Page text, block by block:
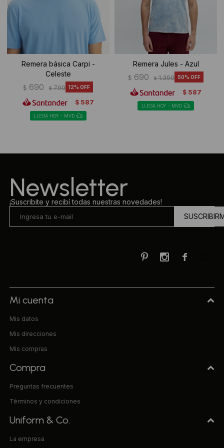
Remera básica Carpi -
Celeste
$ 690 $ 790 12
$ 587
LLEGA HOY - MVD
Remera Jules - Azul
$ 690 $ 1.390 50
$ 587
LLEGA HOY - MVD
Newsletter
¡Suscribite y recibí todas nuestras novedades!

 
Mi cuenta
Mis datos
Mis direcciones
Mis compras
Compra
Preguntas frecuentes
Términos y condiciones
Uniform & Co.
La empresa